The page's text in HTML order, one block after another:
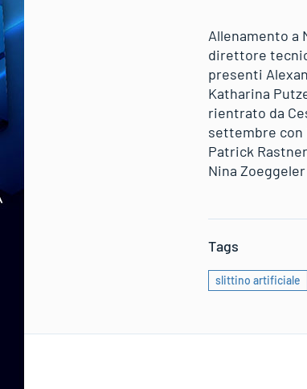
Allenamento a
direttore
presenti
Katharina
rientrato da
settembre con
Patrick
Nina
Tags
slittino artificiale